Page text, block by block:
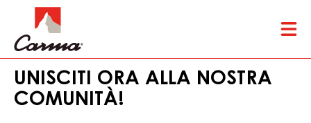
to
main
content
UNISCITI ORA ALLA NOSTRA
COMUNITÀ!